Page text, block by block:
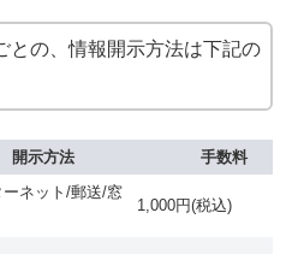
との、情報開示方法は下記の
開示方法 手数料
ーネット/郵送/窓
1,000円(税込)